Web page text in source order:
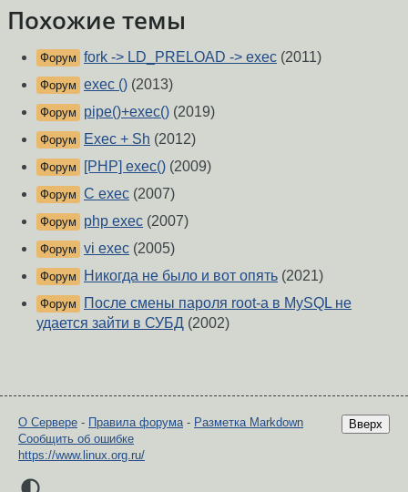
Похожие темы
Форум fork -> LD_PRELOAD -> exec (2011)
Форум exec () (2013)
Форум pipe()+exec() (2019)
Форум Exec + Sh (2012)
Форум [PHP] exec() (2009)
Форум C exec (2007)
Форум php exec (2007)
Форум vi exec (2005)
Форум Никогда не было и вот опять (2021)
Форум
После смены пароля root-а в MySQL не
удается зайти в СУБД (2002)
Вверх
О Сервере - Правила форума- Разметка Markdown
Сообщить об ошибке
https://www.linux.org.ru/